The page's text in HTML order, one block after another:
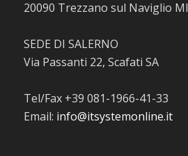
20090 Trezzano sul Naviglio MI
SEDE DI SALERNO
Via Passanti 22, Scafati SA
Tel/Fax +39 081-1966-41-33
Email: info@itsystemonline.it